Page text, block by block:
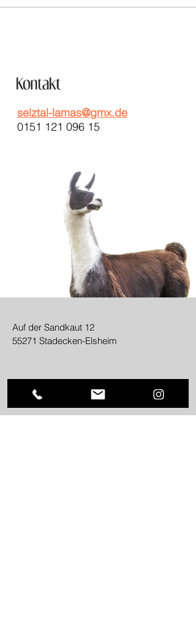
selztal-lamas@gmx.de
0151 121 096 15
Auf der Sandkaut 12
55271 Stadecken-Elsheim